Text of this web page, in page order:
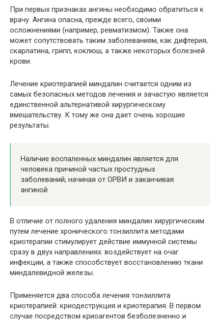
При первых признаках ангины необходимо обратиться к
врачу. Ангина опасна, прежде всего, своими
осложнениями (например, ревматизмом). Также она
может сопутствовать таким заболеваниям, как дифтерия,
скарлатина, грипп, коклюш, а также некоторых болезней
крови.
Лечение криотерапией миндалин считается одним из
самых безопасных методов лечения и зачастую является
единственной альтернативой хирургическому
вмешательству. К тому же она дает очень хорошие
результаты.
Наличие воспаленных миндалин является для
человека причиной частых простудных
заболеваний, начиная от ОРВИ и заканчивая
ангиной.
В отличие от полного удаления миндалин хирургическим
путем лечение хронического тонзиллита методами
криотерапии стимулирует действие иммунной системы
сразу в двух направлениях: воздействует на очаг
инфекции, а также способствует восстановлению ткани
миндалевидной железы.
Применяется два способа лечения тонзиллита
криотерапией: криодеструкция и криотерапия. В первом
случае посредством криоагентов безболезненно и